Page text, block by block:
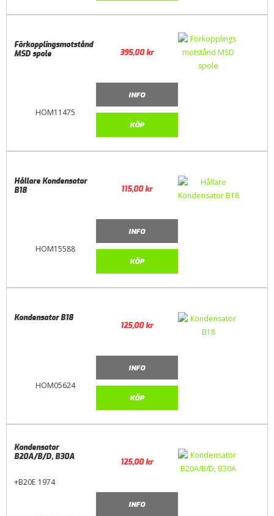
HOM11475
Förkopplingsmotstånd
MSD spole
395,00kr
INFO
KÖP
HOM15588
Hållare Kondensator
B18
115,00kr
INFO
KÖP
HOM05624
Kondensator B18
125,00kr
INFO
KÖP
Kondensator
B20A/B/D, B30A
+B20E 1974
125,00kr
INFO